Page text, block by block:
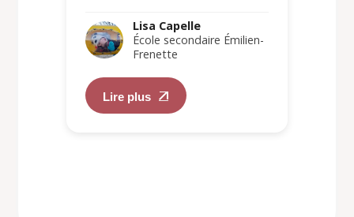
Lisa Capelle
École secondaire Émilien-
Frenette
Lire plus